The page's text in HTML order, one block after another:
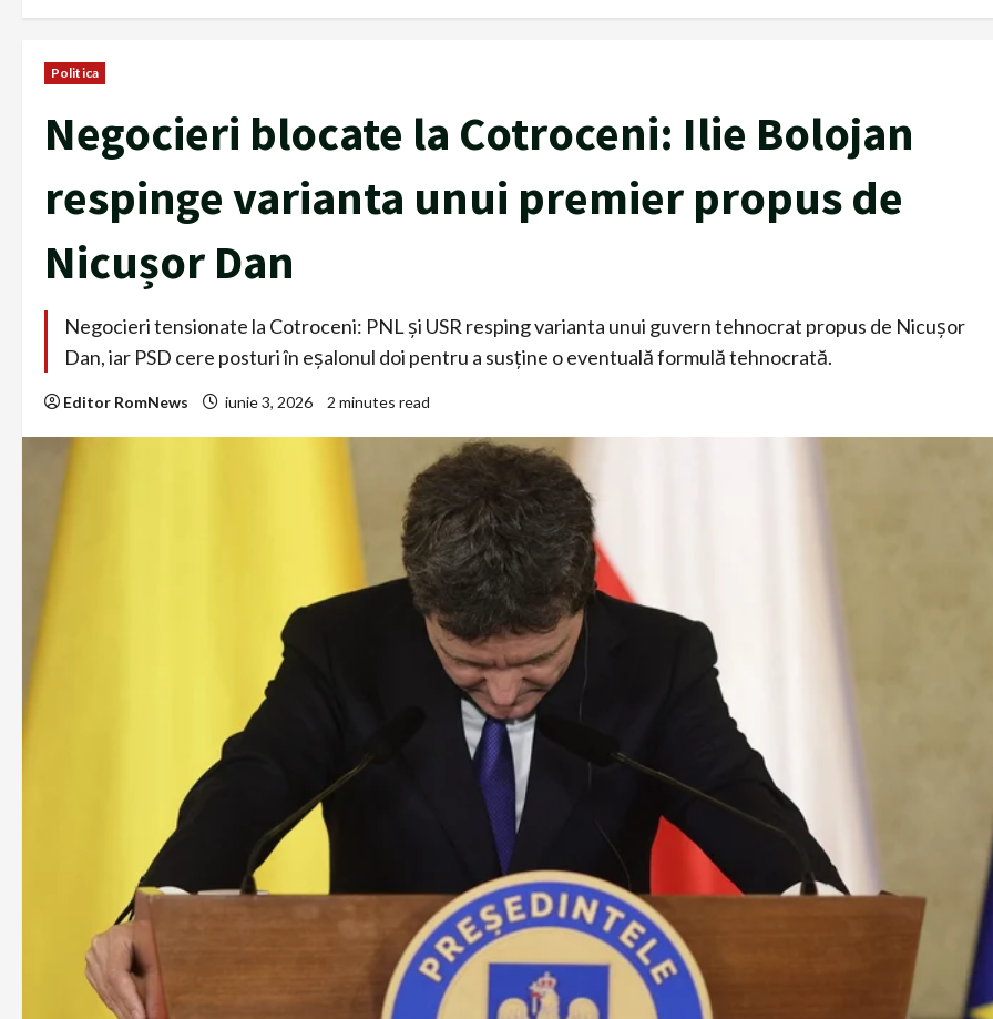
Politica
Negocieri blocate la Cotroceni: Ilie Bolojan
respinge varianta unui premier propus de
Nicușor Dan
Negocieri tensionate la Cotroceni: PNL și USR resping varianta unui guvern tehnocrat propus de Nicușor
Dan, iar PSD cere posturi în eșalonul doi pentru a susține o eventuală formulă tehnocrată.
Editor RomNews iunie 3, 2026 2 minutes read